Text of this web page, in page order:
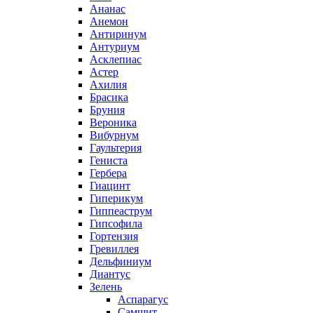
Ананас
Анемон
Антиринум
Антуриум
Асклепиас
Астер
Ахилия
Брасика
Бруния
Вероника
Вибурнум
Гаультерия
Гениста
Гербера
Гиацинт
Гиперикум
Гиппеаструм
Гипсофила
Гортензия
Гревиллея
Дельфиниум
Диантус
Зелень
Аспарагус